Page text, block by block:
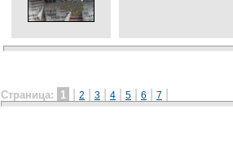
Страница: 1 2 3 4 5 6 7